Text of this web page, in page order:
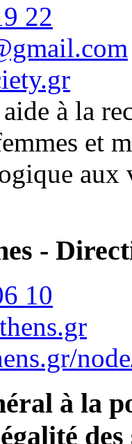
22
à la
et
aux
-
10
à la
des